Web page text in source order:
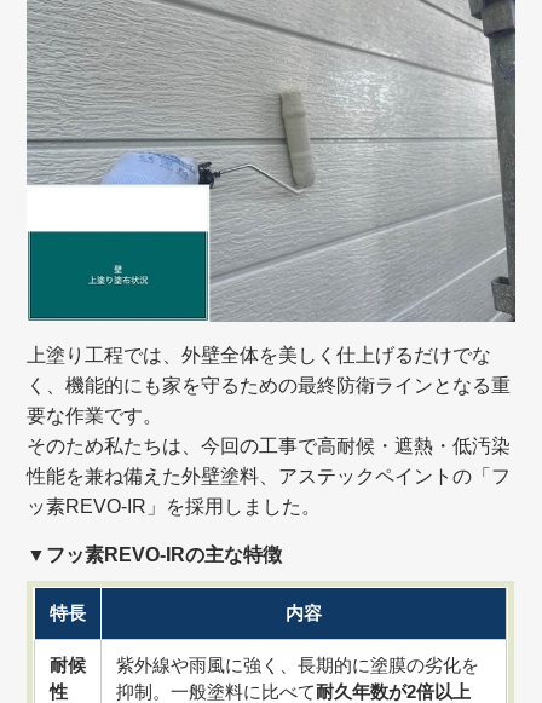
上塗り工程では、外壁全体を美しく仕上げるだけでな
く、機能的にも家を守るための最終防衛ラインとなる重
要な作業です。
そのため私たちは、今回の工事で高耐候・遮熱・低汚染
性能を兼ね備えた外壁塗料、アステックペイントの「フ
ッ素REVO-IR」を採用しました。
▼フッ素REVO-IRの主な特徴
特長 内容
耐候
性
紫外線や雨風に強く、長期的に塗膜の劣化を
抑制。一般塗料に比べて耐久年数が2倍以上